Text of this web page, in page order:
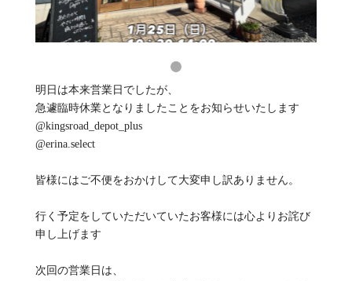
明日は本来営業日でしたが、
急遽臨時休業となりましたことをお知らせいたします
@kingsroad_depot_plus
@erina.select
皆様にはご不便をおかけして大変申し訳ありません。
行く予定をしていただいていたお客様には心よりお詫び
申し上げます
次回の営業日は、